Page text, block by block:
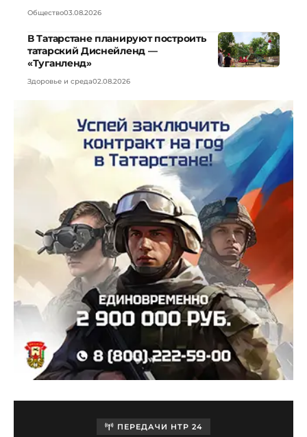
Общество03.08.2026
В Татарстане планируют построить
татарский Диснейленд —
«Туганленд»
Здоровье и среда02.08.2026
ПЕРЕДАЧИ НТР 24